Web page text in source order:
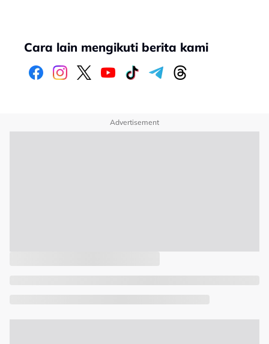
Cara lain mengikuti berita kami
Advertisement